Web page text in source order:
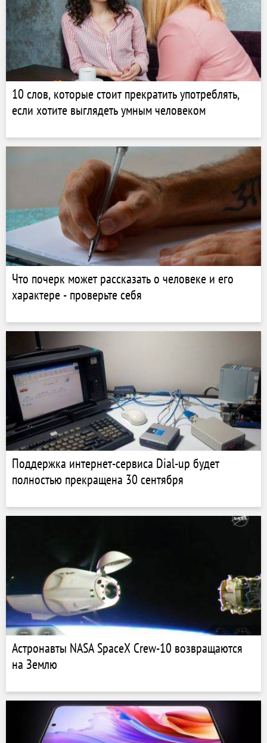
10 слов, которые стоит прекратить употреблять,
если хотите выглядеть умным человеком
Что почерк может рассказать о человеке и его
характере - проверьте себя
Поддержка интернет-сервиса Dial-up будет
полностью прекращена 30 сентября
Астронавты NASA SpaceX Crew-10 возвращаются
на Землю